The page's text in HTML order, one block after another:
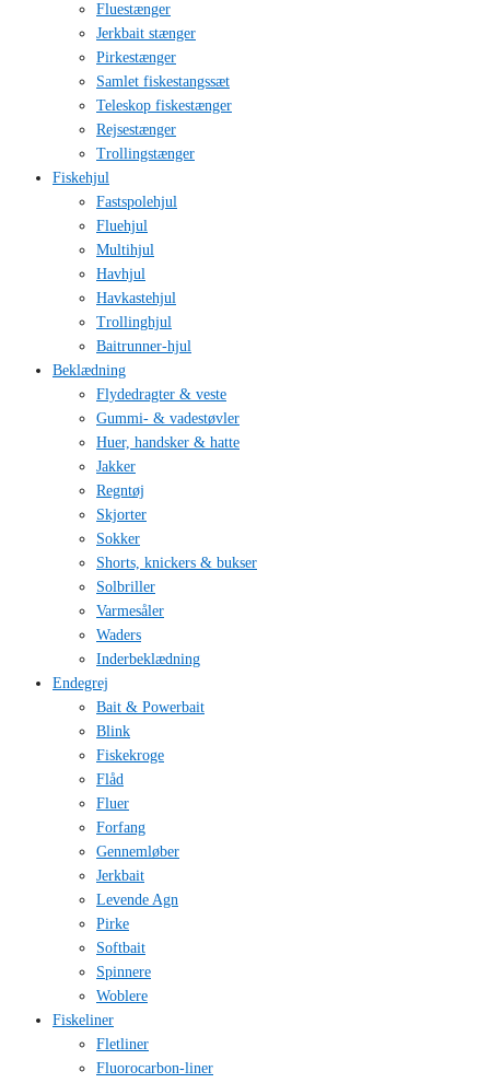
Fluestænger
Jerkbait stænger
Pirkestænger
Samlet fiskestangssæt
Teleskop fiskestænger
Rejsestænger
Trollingstænger
Fiskehjul
Fastspolehjul
Fluehjul
Multihjul
Havhjul
Havkastehjul
Trollinghjul
Baitrunner-hjul
Beklædning
Flydedragter & veste
Gummi- & vadestøvler
Huer, handsker & hatte
Jakker
Regntøj
Skjorter
Sokker
Shorts, knickers & bukser
Solbriller
Varmesåler
Waders
Inderbeklædning
Endegrej
Bait & Powerbait
Blink
Fiskekroge
Flåd
Fluer
Forfang
Gennemløber
Jerkbait
Levende Agn
Pirke
Softbait
Spinnere
Woblere
Fiskeliner
Fletliner
Fluorocarbon-liner